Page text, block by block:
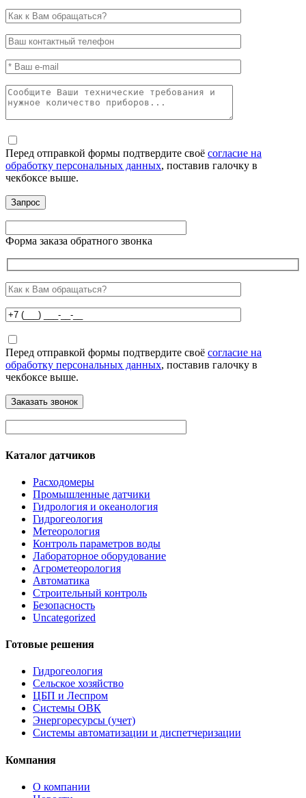
Перед отправкой формы подтвердите своё согласие на
обработку персональных данных, поставив галочку в
чекбоксе выше.
Форма заказа обратного звонка
Перед отправкой формы подтвердите своё согласие на
обработку персональных данных, поставив галочку в
чекбоксе выше.
Каталог датчиков
Расходомеры
Промышленные датчики
Гидрология и океанология
Гидрогеология
Метеорология
Контроль параметров воды
Лабораторное оборудование
Агрометеорология
Автоматика
Строительный контроль
Безопасность
Uncategorized
Готовые решения
Гидрогеология
Сельское хозяйство
ЦБП и Леспром
Системы ОВК
Энергоресурсы (учет)
Системы автоматизации и диспетчеризации
Компания
О компании